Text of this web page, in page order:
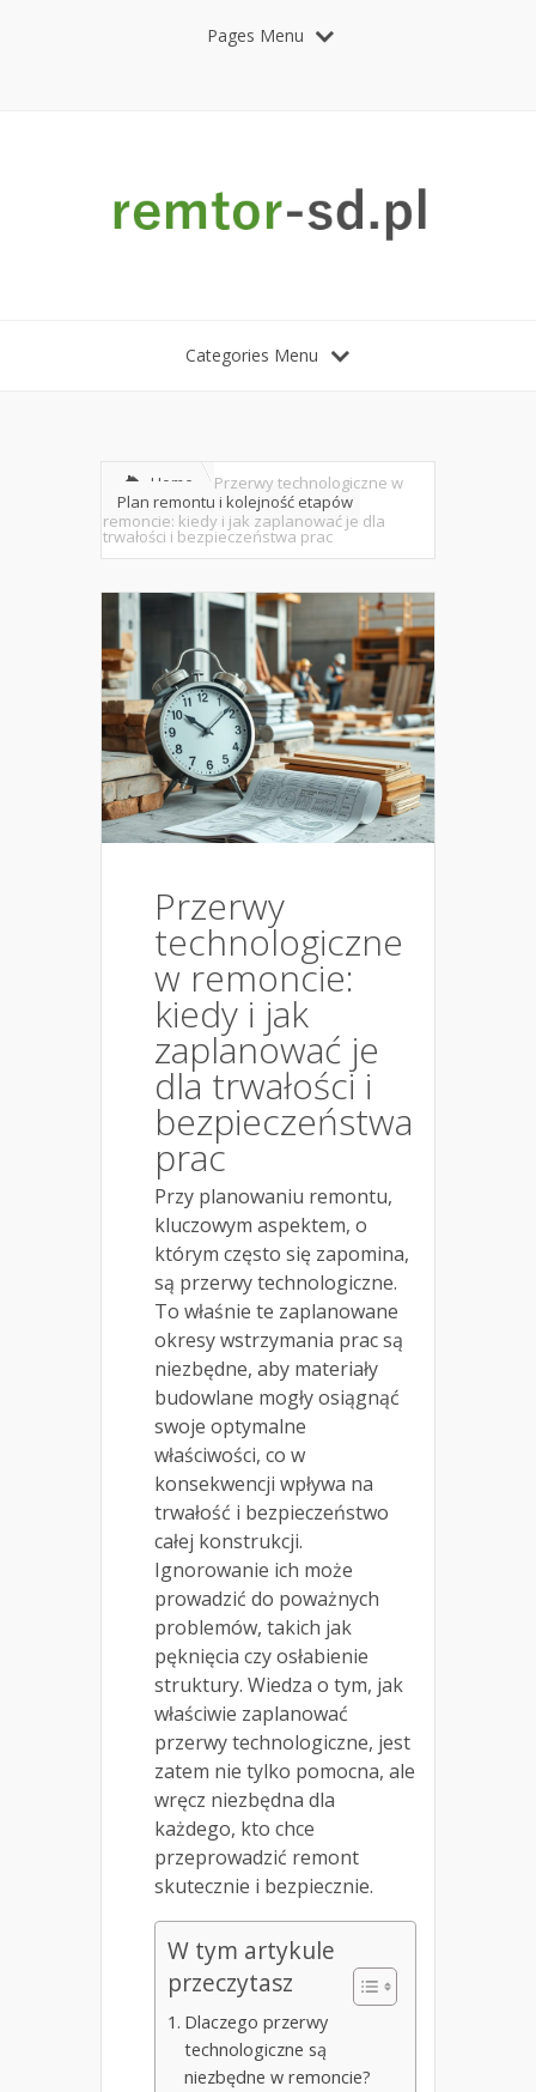
Pages Menu
Categories Menu
Home
Plan remontu i kolejność etapów
Przerwy technologiczne w
remoncie: kiedy i jak zaplanować je dla
trwałości i bezpieczeństwa prac
Przerwy
technologiczne
w remoncie:
kiedy i jak
zaplanować je
dla trwałości i
bezpieczeństwa
prac
Przy planowaniu remontu,
kluczowym aspektem, o
którym często się zapomina,
są przerwy technologiczne.
To właśnie te zaplanowane
okresy wstrzymania prac są
niezbędne, aby materiały
budowlane mogły osiągnąć
swoje optymalne
właściwości, co w
konsekwencji wpływa na
trwałość i bezpieczeństwo
całej konstrukcji.
Ignorowanie ich może
prowadzić do poważnych
problemów, takich jak
pęknięcia czy osłabienie
struktury. Wiedza o tym, jak
właściwie zaplanować
przerwy technologiczne, jest
zatem nie tylko pomocna, ale
wręcz niezbędna dla
każdego, kto chce
przeprowadzić remont
skutecznie i bezpiecznie.
W tym artykule
przeczytasz
Dlaczego przerwy
technologiczne są
niezbędne w remoncie?